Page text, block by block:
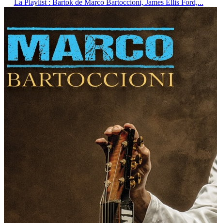
La Playlist : Bartok de Marco Bartoccioni, James Ellis Ford,...